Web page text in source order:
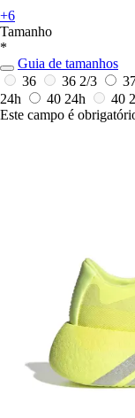
+6
Tamanho
*
Guia de tamanhos
36
36 2/3
24h
40 24h 40
Este campo é